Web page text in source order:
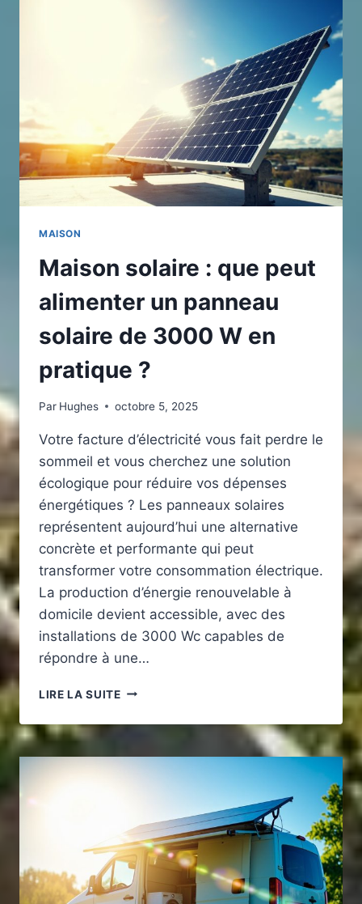
MAISON
Maison solaire : que peut
alimenter un panneau
solaire de 3000 W en
pratique ?
Par Hughes octobre 5, 2025
Votre facture d’électricité vous fait perdre le
sommeil et vous cherchez une solution
écologique pour réduire vos dépenses
énergétiques ? Les panneaux solaires
représentent aujourd’hui une alternative
concrète et performante qui peut
transformer votre consommation électrique.
La production d’énergie renouvelable à
domicile devient accessible, avec des
installations de 3000 Wc capables de
répondre à une…
LIRE LA SUITEMAISON
:
PEUT
SOLAIRE
DE
3000
EN